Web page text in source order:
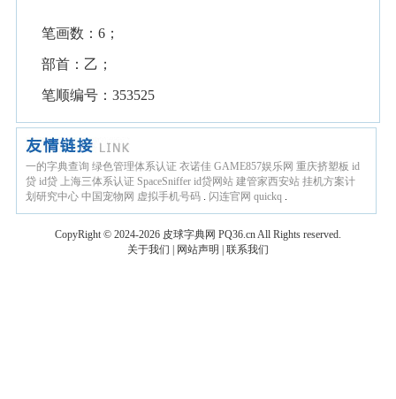
笔画数：6；
部首：乙；
笔顺编号：353525
一的字典查询 绿色管理体系认证 衣诺佳 GAME857娱乐网 重庆挤塑板 id
贷 id贷 上海三体系认证 SpaceSniffer id贷网站 建管家西安站 挂机方案计
划研究中心 中国宠物网 虚拟手机号码 . 闪连官网 quickq .
CopyRight © 2024-2026 皮球字典网 PQ36.cnAll Rights reserved.
关于我们
网站声明 联系我们